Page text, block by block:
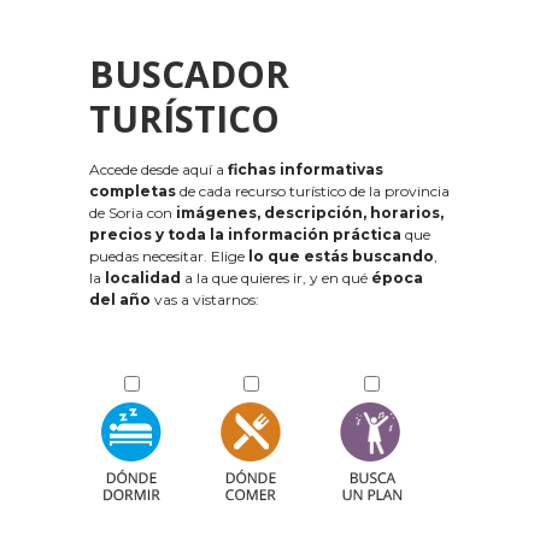
BUSCADOR
TURÍSTICO
Accede desde aquí a fichas informativas
completas de cada recurso turístico de la provincia
de Soria con imágenes, descripción, horarios,
precios y toda la información práctica que
puedas necesitar. Elige lo que estás buscando,
la localidad a la que quieres ir, y en qué época
del año vas a vistarnos: